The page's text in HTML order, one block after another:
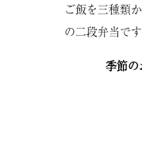
ご飯を三種類
の二段弁当です
季節の